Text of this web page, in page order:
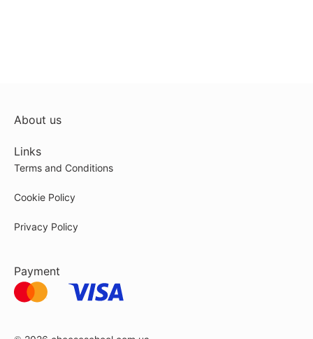
About us
Links
Terms and Conditions
Cookie Policy
Privacy Policy
Payment